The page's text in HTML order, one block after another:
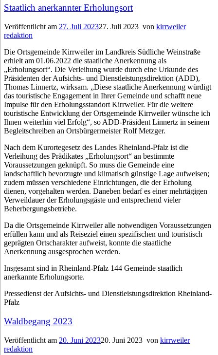
Staatlich anerkannter Erholungsort
Veröffentlicht am 27. Juli 202327. Juli 2023 von kirrweiler
redaktion
Die Ortsgemeinde Kirrweiler im Landkreis Südliche Weinstraße
erhielt am 01.06.2022 die staatliche Anerkennung als
„Erholungsort“. Die Verleihung wurde durch eine Urkunde des
Präsidenten der Aufsichts- und Dienstleistungsdirektion (ADD),
Thomas Linnertz, wirksam. „Diese staatliche Anerkennung würdigt
das touristische Engagement in Ihrer Gemeinde und schafft neue
Impulse für den Erholungsstandort Kirrweiler. Für die weitere
touristische Entwicklung der Ortsgemeinde Kirrweiler wünsche ich
Ihnen weiterhin viel Erfolg“, so ADD-Präsident Linnertz in seinem
Begleitschreiben an Ortsbürgermeister Rolf Metzger.
Nach dem Kurortegesetz des Landes Rheinland-Pfalz ist die
Verleihung des Prädikates „Erholungsort“ an bestimmte
Voraussetzungen geknüpft. So muss die Gemeinde eine
landschaftlich bevorzugte und klimatisch günstige Lage aufweisen;
zudem müssen verschiedene Einrichtungen, die der Erholung
dienen, vorgehalten werden. Daneben bedarf es einer mehrtägigen
Verweildauer der Erholungsgäste und entsprechend vieler
Beherbergungsbetriebe.
Da die Ortsgemeinde Kirrweiler alle notwendigen Voraussetzungen
erfüllen kann und als Reiseziel einen spezifischen und touristisch
geprägten Ortscharakter aufweist, konnte die staatliche
Anerkennung ausgesprochen werden.
Insgesamt sind in Rheinland-Pfalz 144 Gemeinde staatlich
anerkannte Erholungsorte.
Pressedienst der Aufsichts- und Dienstleistungsdirektion Rheinland-
Pfalz
Waldbegang 2023
Veröffentlicht am 20. Juni 202320. Juni 2023 von kirrweiler
redaktion